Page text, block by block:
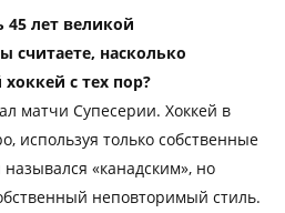
45 лет великой
считаете, насколько
с тех пор?
матчи Супесерии. Хоккей в
используя только собственные
«канадским», но
неповторимый стиль.